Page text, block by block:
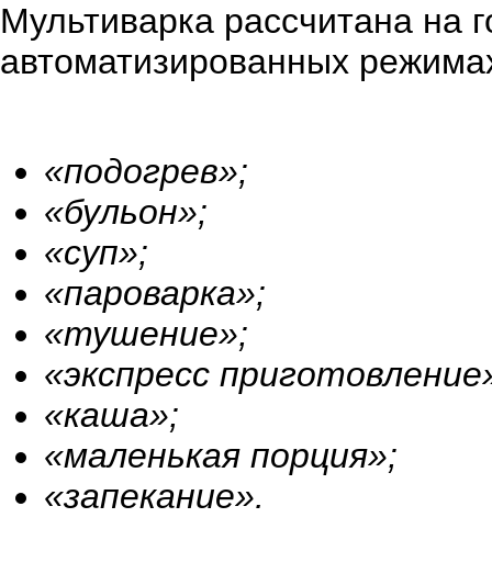
Мультиварка рассчитана на
автоматизированных
«подогрев»;
«бульон»;
«суп»;
«пароварка»;
«тушение»;
«экспресс
«каша»;
«маленькая порция»;
«запекание».